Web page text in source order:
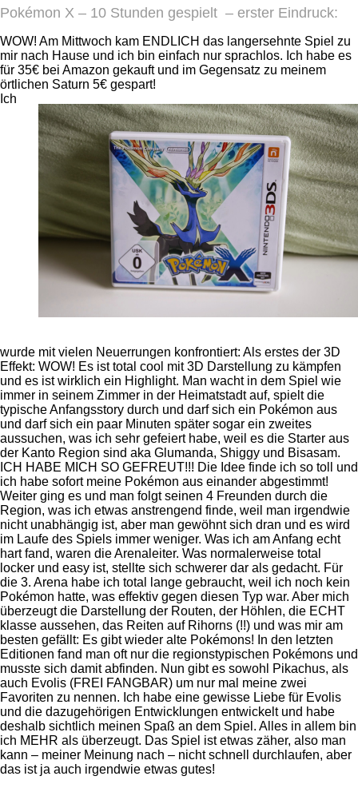
Pokémon X – 10 Stunden gespielt – erster Eindruck:
WOW! Am Mittwoch kam ENDLICH das langersehnte Spiel zu
mir nach Hause und ich bin einfach nur sprachlos. Ich habe es
für 35€ bei Amazon gekauft und im Gegensatz zu meinem
örtlichen Saturn 5€ gespart!
Ich
wurde mit vielen Neuerrungen konfrontiert: Als erstes der 3D
Effekt: WOW! Es ist total cool mit 3D Darstellung zu kämpfen
und es ist wirklich ein Highlight. Man wacht in dem Spiel wie
immer in seinem Zimmer in der Heimatstadt auf, spielt die
typische Anfangsstory durch und darf sich ein Pokémon aus
und darf sich ein paar Minuten später sogar ein zweites
aussuchen, was ich sehr gefeiert habe, weil es die Starter aus
der Kanto Region sind aka Glumanda, Shiggy und Bisasam.
ICH HABE MICH SO GEFREUT!!! Die Idee finde ich so toll und
ich habe sofort meine Pokémon aus einander abgestimmt!
Weiter ging es und man folgt seinen 4 Freunden durch die
Region, was ich etwas anstrengend finde, weil man irgendwie
nicht unabhängig ist, aber man gewöhnt sich dran und es wird
im Laufe des Spiels immer weniger. Was ich am Anfang echt
hart fand, waren die Arenaleiter. Was normalerweise total
locker und easy ist, stellte sich schwerer dar als gedacht. Für
die 3. Arena habe ich total lange gebraucht, weil ich noch kein
Pokémon hatte, was effektiv gegen diesen Typ war. Aber mich
überzeugt die Darstellung der Routen, der Höhlen, die ECHT
klasse aussehen, das Reiten auf Rihorns (!!) und was mir am
besten gefällt: Es gibt wieder alte Pokémons! In den letzten
Editionen fand man oft nur die regionstypischen Pokémons und
musste sich damit abfinden. Nun gibt es sowohl Pikachus, als
auch Evolis (FREI FANGBAR) um nur mal meine zwei
Favoriten zu nennen. Ich habe eine gewisse Liebe für Evolis
und die dazugehörigen Entwicklungen entwickelt und habe
deshalb sichtlich meinen Spaß an dem Spiel. Alles in allem bin
ich MEHR als überzeugt. Das Spiel ist etwas zäher, also man
kann – meiner Meinung nach – nicht schnell durchlaufen, aber
das ist ja auch irgendwie etwas gutes!